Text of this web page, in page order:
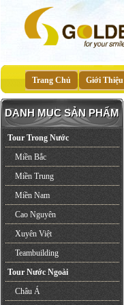
Trang Chủ Giới Thiệu
DANH MỤC SẢN PHẨM
Tour Trong Nước
Miền Bắc
Miền Trung
Miền Nam
Cao Nguyên
Xuyên Việt
Teambuilding
Tour Nước Ngoài
Châu Á